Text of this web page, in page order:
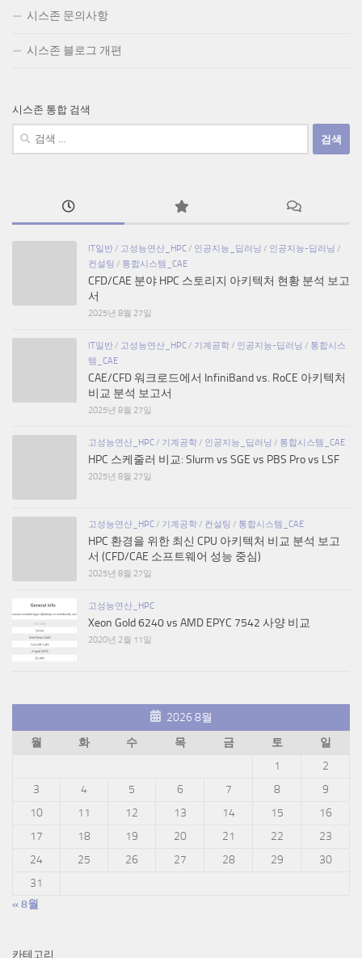
시스존 문의사항
시스존 블로그 개편
시스존 통합 검색
검
IT일반/ 고성능연산_HPC/ 인공지능_딥러닝 / 인공지능-딥러닝 /
컨설팅 / 통합시스템_CAE
CFD/CAE 분야 HPC 스토리지 아키텍처 현황 분석 보고
서
2025년 8월 27일
IT일반/ 고성능연산_HPC/ 기계공학/ 인공지능-딥러닝 / 통합시스
템_CAE
CAE/CFD 워크로드에서 InfiniBand vs. RoCE 아키텍처
비교 분석 보고서
2025년 8월 27일
고성능연산_HPC/ 기계공학/ 인공지능_딥러닝 / 통합시스템_CAE
HPC 스케줄러 비교: Slurm vs SGE vs PBS Pro vs LSF
2025년 8월 27일
고성능연산_HPC/ 기계공학/ 컨설팅 / 통합시스템_CAE
HPC 환경을 위한 최신 CPU 아키텍처 비교 분석 보고
서 (CFD/CAE 소프트웨어 성능 중심)
2025년 8월 27일
고성능연산_HPC
Xeon Gold 6240 vs AMD EPYC 7542 사양 비교
2020년 2월 11일
2026 8월
월
화 수 목 금 토
일
1
2
3
4 5 6 7 8
9
10
11 12 13 14 15
16
17
18 19 20 21 22
23
24
25 26 27 28 29
30
31
« 8월
카테고리